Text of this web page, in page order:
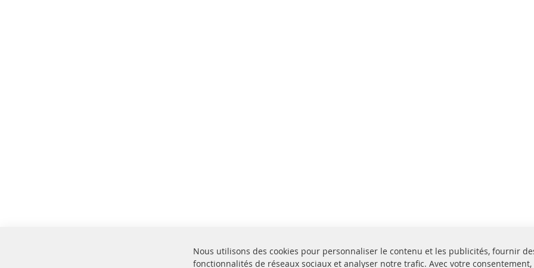
Nous utilisons des cookies pour personnaliser le contenu et les publicités, fournir
fonctionnalités de réseaux sociaux et analyser notre trafic. Avec votre